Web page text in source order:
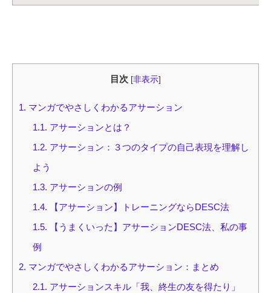
目次 [非表示]
1. マンガでやさしくわかるアサーション
1.1. アサーションとは？
1.2. アサーション：３つのタイプの自己表現を理解し
よう
1.3. アサーションの例
1.4. 【アサーション】トレーニングならDESC法
1.5. 【うまくいった】アサーションDESC法、私の事
例
2. マンガでやさしくわかるアサーション：まとめ
2.1. アサーションスキル「我、終生の友を得たり」